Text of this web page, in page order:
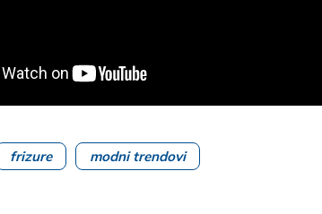
frizure modni trendovi